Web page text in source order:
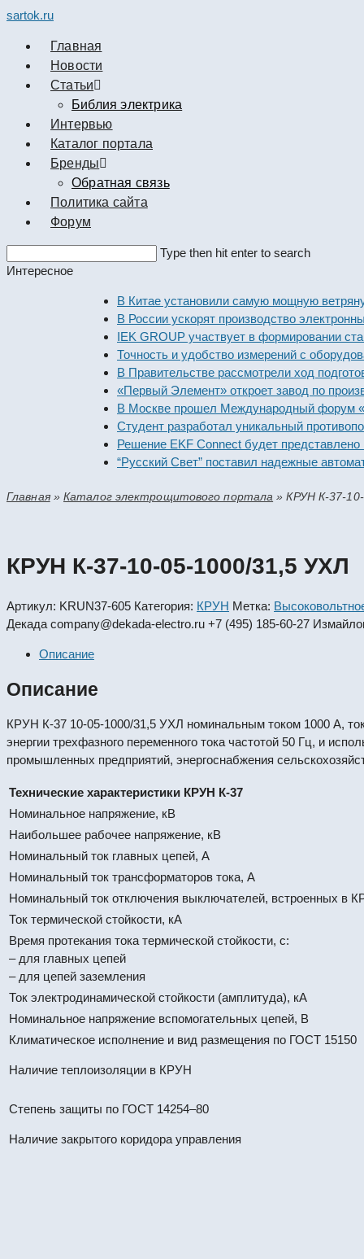
sartok.ru
Главная
Новости
Cтатьи
Библия электрика
Интервью
Каталог портала
Бренды
Обратная связь
Политика сайта
Форум
this
Type then hit enter to search
Интересное
В Китае установили самую мощную ветряную
В России ускорят производство электронных
IEK GROUP участвует в формировании
Точность и удобство измерений с
В Правительстве рассмотрели ход подготовки
«Первый Элемент» откроет завод по
В Москве прошел Международный форум
Студент разработал уникальный
Решение EKF Connect будет представлено на
“Русский Свет” поставил надежные
Главная»Каталог электрощитового портала »КРУН К-37-
КРУН К-37-10-05-1000/31,5 УХЛ
Артикул: KRUN37-605 Категория: КРУН Метка:
Декада company@dekada-electro.ru +7 (495) 185-60-27
Описание
Описание
КРУН К-37 10-05-1000/31,5 УХЛ номинальным током 1000 А,
энергии трехфазного переменного тока частотой 50 Гц, и
промышленных предприятий, энергоснабжения
Технические характеристики КРУН К-37
Номинальное напряжение, кВ
Наибольшее рабочее напряжение, кВ
Номинальный ток главных цепей, А
Номинальный ток трансформаторов тока, А
Номинальный ток отключения выключателей, встроенных в
Ток термической стойкости, кА
Время протекания тока термической стойкости, с:
– для главных цепей
– для цепей заземления
Ток электродинамической стойкости (амплитуда), кА
Номинальное напряжение вспомогательных цепей, В
Климатическое исполнение и вид размещения по ГОСТ 15150
Наличие теплоизоляции в КРУН
Степень защиты по ГОСТ 14254–80
Наличие закрытого коридора управления